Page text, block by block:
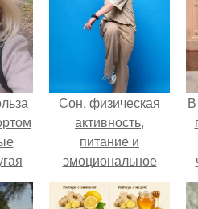
Сон, физическая
активность,
питание и
эмоциональное
состояние!